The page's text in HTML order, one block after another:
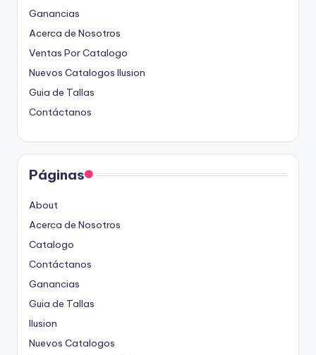
Ganancias
Acerca de Nosotros
Ventas Por Catalogo
Nuevos Catalogos Ilusion
Guia de Tallas
Contáctanos
Páginas
About
Acerca de Nosotros
Catalogo
Contáctanos
Ganancias
Guia de Tallas
Ilusion
Nuevos Catalogos